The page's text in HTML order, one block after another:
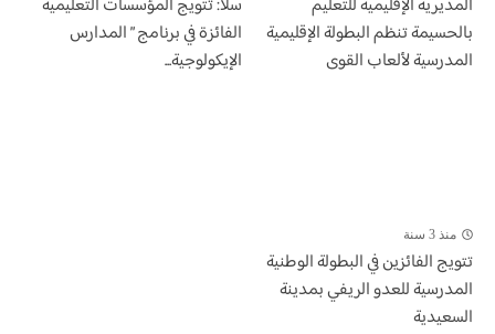
المديرية الإقليمية للتعليم
بالحسيمة تنظم البطولة الإقليمية
المدرسية لألعاب القوى
سلا: تتويج المؤسسات التعليمية
الفائزة في برنامج ” المدارس
الإيكولوجية...
منذ 3 سنة
تتويج الفائزين في البطولة الوطنية
المدرسية للعدو الريفي بمدينة
السعيدية